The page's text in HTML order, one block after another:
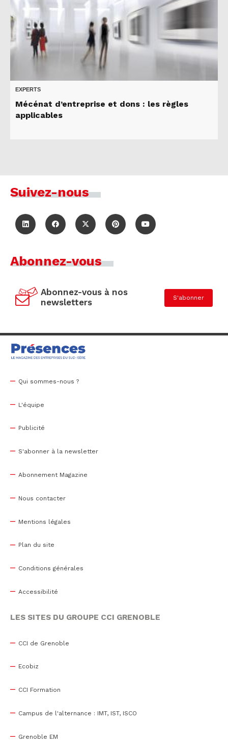
EXPERTS
Mécénat d’entreprise et dons : les règles
applicables
Suivez-nous
Abonnez-vous
Abonnez-vous à nos
newsletters
S'abonner
Qui sommes-nous ?
L'équipe
Publicité
S'abonner à la newsletter
Abonnement Magazine
Nous contacter
Mentions légales
Plan du site
Conditions générales
Accessibilité
LES SITES DU GROUPE CCI GRENOBLE
CCI de Grenoble
Ecobiz
CCI Formation
Campus de l'alternance : IMT, IST, ISCO
Grenoble EM